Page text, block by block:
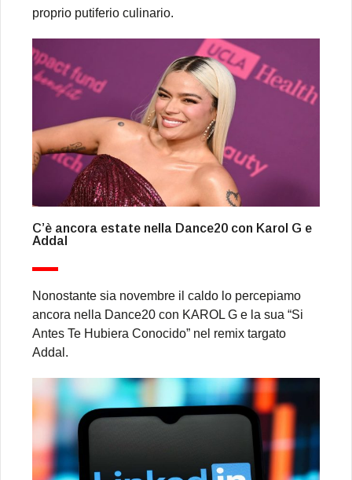
proprio putiferio culinario.
C’è ancora estate nella Dance20 con Karol G e
Addal
Nonostante sia novembre il caldo lo percepiamo
ancora nella Dance20 con KAROL G e la sua “Si
Antes Te Hubiera Conocido” nel remix targato
Addal.